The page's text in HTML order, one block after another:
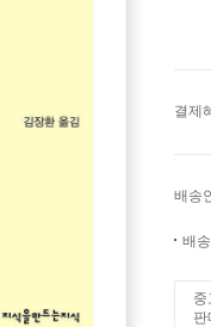
결제
배송
배
중
판